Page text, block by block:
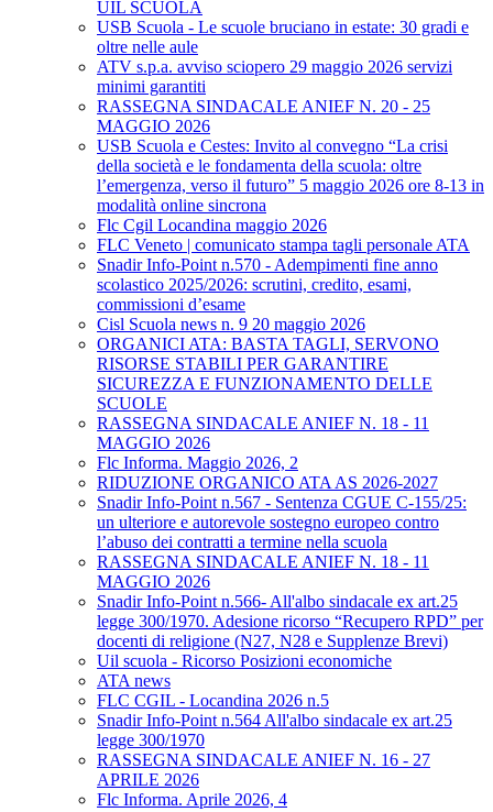
UIL SCUOLA
USB Scuola - Le scuole bruciano in estate: 30 gradi e
oltre nelle aule
ATV s.p.a. avviso sciopero 29 maggio 2026 servizi
minimi garantiti
RASSEGNA SINDACALE ANIEF N. 20 - 25
MAGGIO 2026
USB Scuola e Cestes: Invito al convegno “La crisi
della società e le fondamenta della scuola: oltre
l’emergenza, verso il futuro” 5 maggio 2026 ore 8-13 in
modalità online sincrona
Flc Cgil Locandina maggio 2026
FLC Veneto | comunicato stampa tagli personale ATA
Snadir Info-Point n.570 - Adempimenti fine anno
scolastico 2025/2026: scrutini, credito, esami,
commissioni d’esame
Cisl Scuola news n. 9 20 maggio 2026
ORGANICI ATA: BASTA TAGLI, SERVONO
RISORSE STABILI PER GARANTIRE
SICUREZZA E FUNZIONAMENTO DELLE
SCUOLE
RASSEGNA SINDACALE ANIEF N. 18 - 11
MAGGIO 2026
Flc Informa. Maggio 2026, 2
RIDUZIONE ORGANICO ATA AS 2026-2027
Snadir Info-Point n.567 - Sentenza CGUE C‑155/25:
un ulteriore e autorevole sostegno europeo contro
l’abuso dei contratti a termine nella scuola
RASSEGNA SINDACALE ANIEF N. 18 - 11
MAGGIO 2026
Snadir Info-Point n.566- All'albo sindacale ex art.25
legge 300/1970. Adesione ricorso “Recupero RPD” per
docenti di religione (N27, N28 e Supplenze Brevi)
Uil scuola - Ricorso Posizioni economiche
ATA news
FLC CGIL - Locandina 2026 n.5
Snadir Info-Point n.564 All'albo sindacale ex art.25
legge 300/1970
RASSEGNA SINDACALE ANIEF N. 16 - 27
APRILE 2026
Flc Informa. Aprile 2026, 4